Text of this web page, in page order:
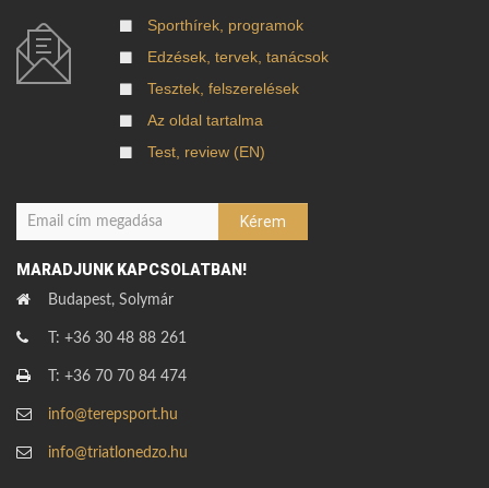
Sporthírek, programok
Edzések, tervek, tanácsok
Tesztek, felszerelések
Az oldal tartalma
Test, review (EN)
MARADJUNK KAPCSOLATBAN!
Budapest, Solymár
T: +36 30 48 88 261
T: +36 70 70 84 474
info@terepsport.hu
info@triatlonedzo.hu